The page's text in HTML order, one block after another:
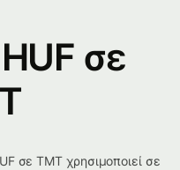
σε
σε TMT χρησιμοποιεί σε